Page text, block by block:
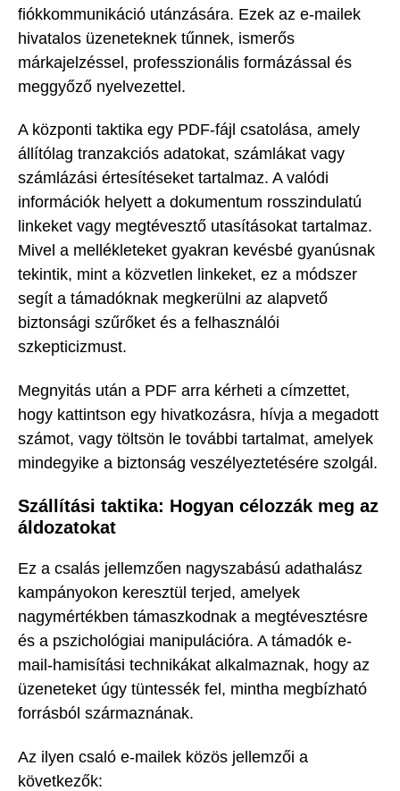
fiókkommunikáció utánzására. Ezek az e-mailek
hivatalos üzeneteknek tűnnek, ismerős
márkajelzéssel, professzionális formázással és
meggyőző nyelvezettel.
A központi taktika egy PDF-fájl csatolása, amely
állítólag tranzakciós adatokat, számlákat vagy
számlázási értesítéseket tartalmaz. A valódi
információk helyett a dokumentum rosszindulatú
linkeket vagy megtévesztő utasításokat tartalmaz.
Mivel a mellékleteket gyakran kevésbé gyanúsnak
tekintik, mint a közvetlen linkeket, ez a módszer
segít a támadóknak megkerülni az alapvető
biztonsági szűrőket és a felhasználói
szkepticizmust.
Megnyitás után a PDF arra kérheti a címzettet,
hogy kattintson egy hivatkozásra, hívja a megadott
számot, vagy töltsön le további tartalmat, amelyek
mindegyike a biztonság veszélyeztetésére szolgál.
Szállítási taktika: Hogyan célozzák meg az
áldozatokat
Ez a csalás jellemzően nagyszabású adathalász
kampányokon keresztül terjed, amelyek
nagymértékben támaszkodnak a megtévesztésre
és a pszichológiai manipulációra. A támadók e-
mail-hamisítási technikákat alkalmaznak, hogy az
üzeneteket úgy tüntessék fel, mintha megbízható
forrásból származnának.
Az ilyen csaló e-mailek közös jellemzői a
következők: